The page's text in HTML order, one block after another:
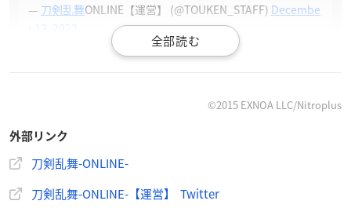
— 刀剣乱舞ONLINE【運営】 (@TOUKEN_STAFF) Decembe
r 13, 2022
マップ上に「近侍ピン」を立てることで「歴Pt」「近侍ピ
ンPt」を獲得できます。「歴Pt」と「近侍ピンPt」に応じ
て散歩Lvが上昇し、報酬を入手できます。散歩Lv上昇の報
酬として、新たな便利道具「散歩アメ」も入手できます。
刀剣乱舞#とうらぶ
— 刀剣乱舞ONLINE【運営】 (@TOUKEN_STAFF)
©2015 EXNOA LLC/Nitroplus
外部リンク
刀剣乱舞-ONLINE-
刀剣乱舞-ONLINE-【運営】 Twitter